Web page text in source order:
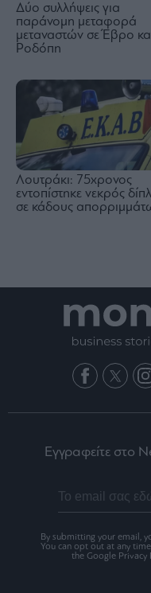
Δύο συλλήψεις για
παράνομη μεταφορά
μεταναστών σε Έβρο
Ροδόπη
Λουτράκι: 75χρονος
εντοπίστηκε νεκρός
σε κάδους
Εγγραφείτε στο
By submitting your email,
You can opt out at any
the Google Privacy